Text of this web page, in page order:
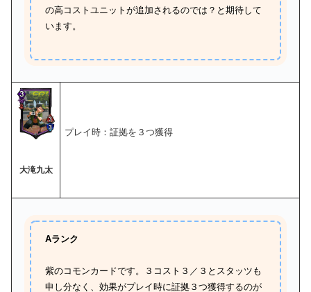
の高コストユニットが追加されるのでは？と期待して
います。
大滝九太
プレイ時：証拠を３つ獲得
Aランク
紫のコモンカードです。３コスト３／３とスタッツも
申し分なく、効果がプレイ時に証拠３つ獲得するのが